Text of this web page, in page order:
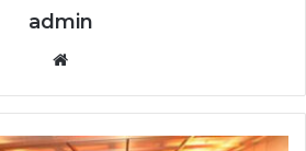
admin